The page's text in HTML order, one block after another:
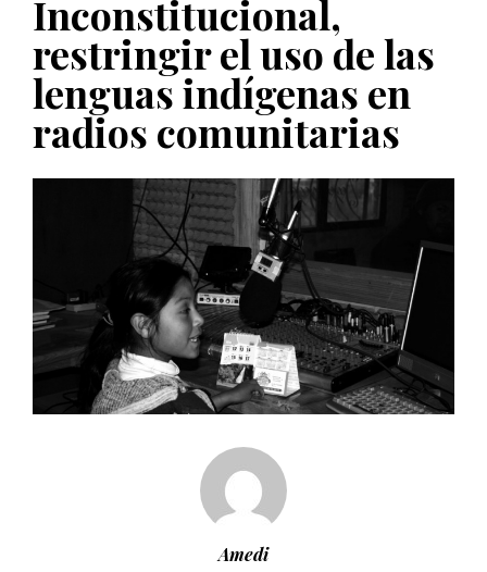
PUBLICADO EL 27 NOVIEMBRE, 2022
POSICIONES
Consejos ciudadanos e IFT deben garantizar
independencia editorial de medios públicos
PUBLICADO EL 5 ENERO, 2023
Inconstitucional,
restringir el uso de las
lenguas indígenas en
radios comunitarias
Amedi